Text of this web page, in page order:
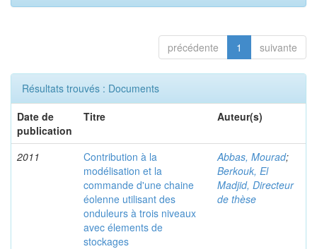
précédente 1 suivante
Résultats trouvés : Documents
Date de
publication
Titre Auteur(s)
2011
Contribution à la
modélisation et la
commande d'une chaine
éolenne utilisant des
onduleurs à trois niveaux
avec élements de
stockages
Abbas, Mourad;
Berkouk, El
Madjid, Directeur
de thèse